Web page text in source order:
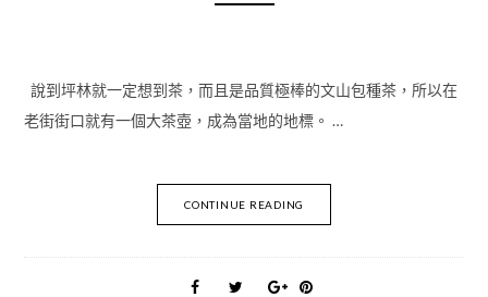
說到坪林就一定想到茶，而且是品質極棒的文山包種茶，所以在
老街街口就有一個大茶壺，成為當地的地標。 …
CONTINUE READING